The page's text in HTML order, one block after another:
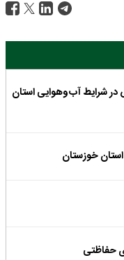
در شرایط آب‌وهوایی استان
استان خوزستان
حفاظتی